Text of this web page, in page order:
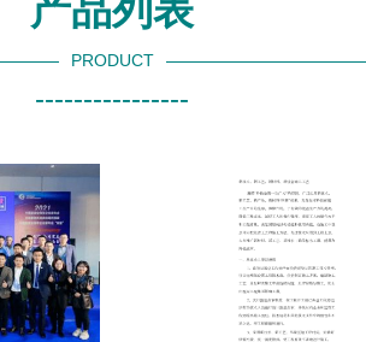
产品列表
PRODUCT
----------------